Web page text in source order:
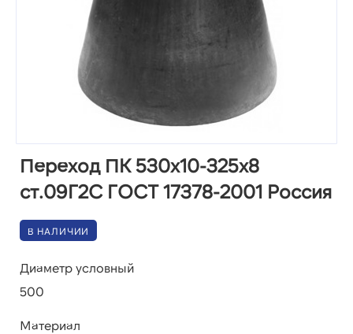
Переход ПК 530х10-325х8
ст.09Г2С ГОСТ 17378-2001 Россия
В НАЛИЧИИ
Диаметр условный
500
Материал